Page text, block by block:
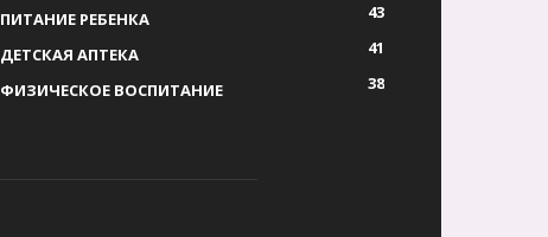
ПИТАНИЕ РЕБЕНКА
43
ДЕТСКАЯ АПТЕКА
41
ФИЗИЧЕСКОЕ ВОСПИТАНИЕ
38